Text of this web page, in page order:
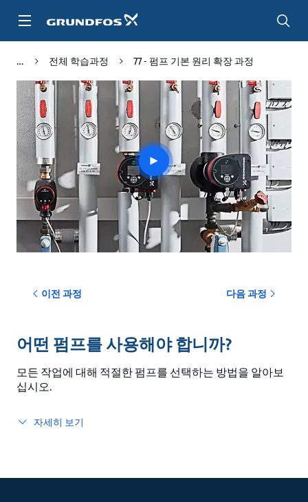
전체 학습과정 77 - 펌프 기본 원리 확장 과정
Play
video
이전 과정 다음 과정
어떤 펌프를 사용해야 합니까?
모든 작업에 대해 적절한 펌프를 선택하는 방법을 알아보
십시오.
자세히 보기